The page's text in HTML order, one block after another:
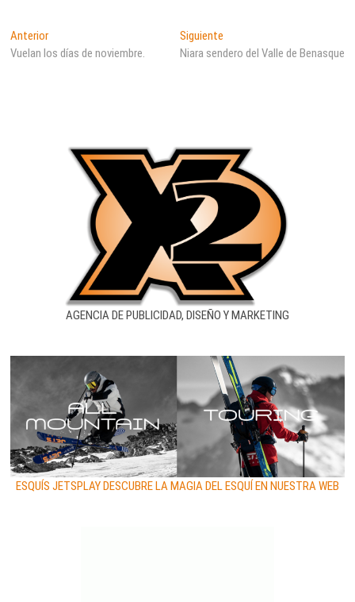
Navegación
de
AnteriorEntrada
anterior:
Vuelan los días de noviembre.
SiguienteEntrada
siguiente:
Niara sendero del Valle de Benasque
AGENCIA DE PUBLICIDAD, DISEÑO Y MARKETING
ESQUÍS JETSPLAY DESCUBRE LA MAGIA DEL ESQUÍ EN NUESTRA WEB